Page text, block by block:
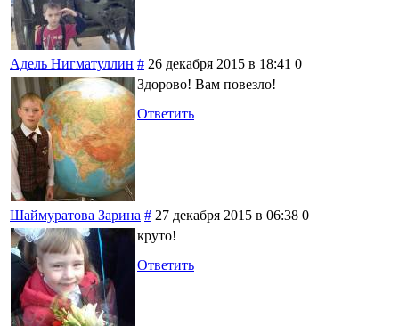
Адель Нигматуллин # 26 декабря 2015 в 18:41 0
Здорово! Вам повезло!
Ответить
Шаймуратова Зарина # 27 декабря 2015 в 06:38 0
круто!
Ответить